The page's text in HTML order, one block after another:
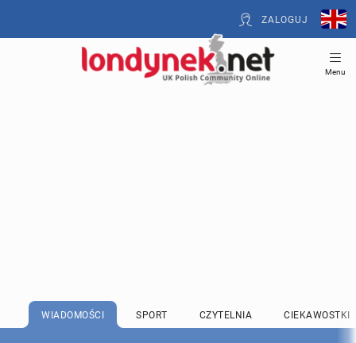
ZALOGUJ
Menu
WIADOMOŚCI SPORT CZYTELNIA CIEKAWOSTKI